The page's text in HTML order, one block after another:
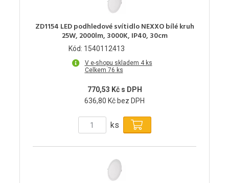
ZD1154 LED podhledové svítidlo NEXXO bílé kruh
25W, 2000lm, 3000K, IP40, 30cm
Kód: 1540112413
V e-shopu skladem 4 ks
Celkem 76 ks
770,53 Kč s DPH
636,80 Kč bez DPH
ks